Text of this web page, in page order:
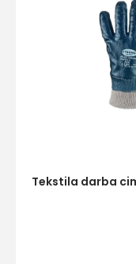
Tekstila darba